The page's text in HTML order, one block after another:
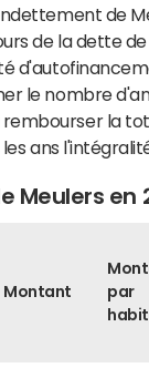
de
de la dette de
le nombre
la
ans
Meulers en
Montant
par